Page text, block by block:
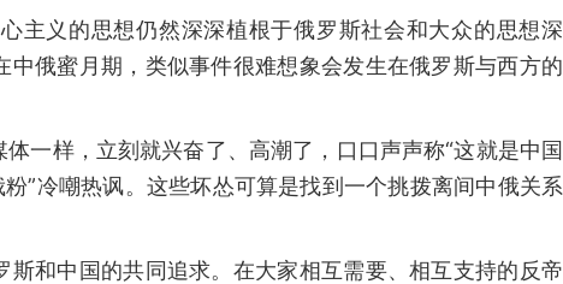
主义的思想仍然深深植根于俄罗斯社会和大众的思想深
俄蜜月期，类似事件很难想象会发生在俄罗斯与西方的
一样，立刻就兴奋了、高潮了，口口声声称“这就是中国
”冷嘲热讽。这些坏怂可算是找到一个挑拨离间中俄关系
和中国的共同追求。在大家相互需要、相互支持的反帝